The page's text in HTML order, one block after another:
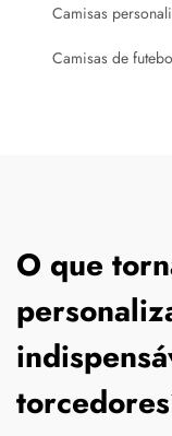
Camisas
Camisas de
O que